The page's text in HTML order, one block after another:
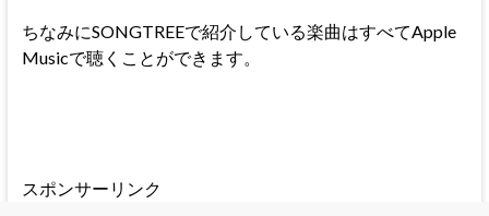
ちなみにSONGTREEで紹介している楽曲はすべてApple
Musicで聴くことができます。
スポンサーリンク